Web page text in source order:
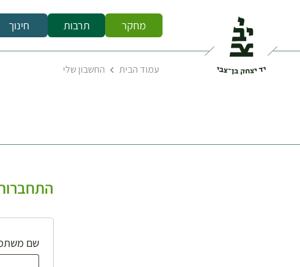
מחקר תרבות חינוך
עמוד הבית החשבון שלי
שם